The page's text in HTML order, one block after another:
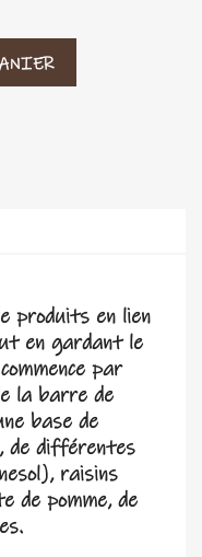
produits en lien
en gardant le
par
la barre de
base de
de différentes
raisins
de pomme, de